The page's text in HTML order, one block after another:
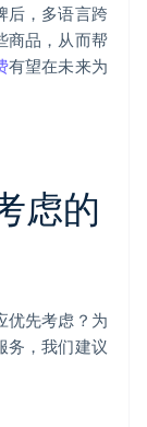
后，多语言跨
商品，从而帮
有望在未来为
虑的
优先考虑？为
务，我们建议